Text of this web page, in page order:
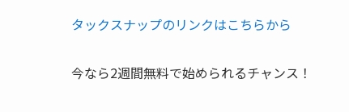
タックスナップのリンクはこちらから
今なら2週間無料で始められるチャンス！